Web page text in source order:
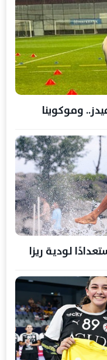
وموكوينا
لودية ريزا